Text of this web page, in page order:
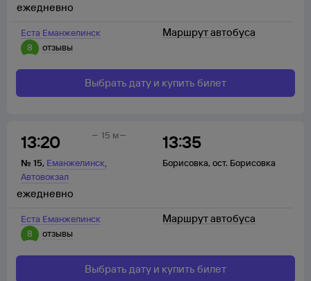
Еста Еманжелинск
8
отзывы
ежедневно
Маршрут автобуса
Выбрать дату и купить билет
13:20
№ 15, Еманжелинск,
Автовокзал
13:35
Борисовка, ост. Борисовка
15 м
Еста Еманжелинск
8
отзывы
ежедневно
Маршрут автобуса
Выбрать дату и купить билет